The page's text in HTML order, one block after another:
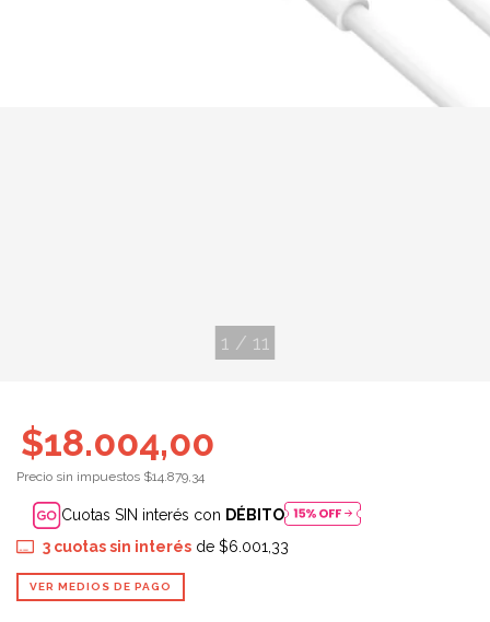
1 / 11
$18.004,00
Precio sin impuestos $14.879,34
Cuotas SIN interés con DÉBITO
3cuotas sin interésde $6.001,33
VER MEDIOS DE PAGO